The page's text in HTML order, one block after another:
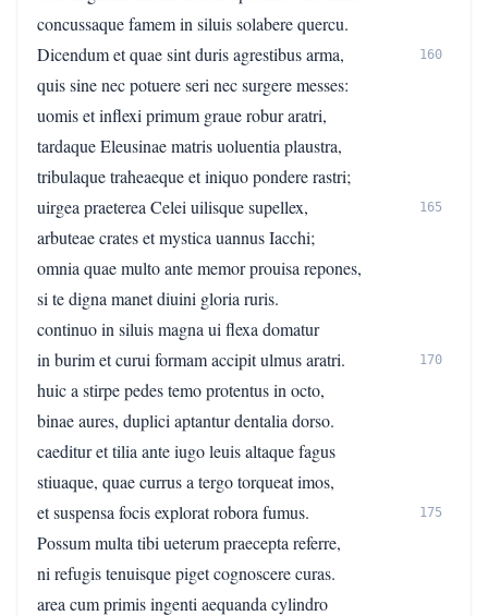
concussaque famem in siluis solabere quercu.
Dicendum et quae sint duris agrestibus arma,
160
quis sine nec potuere seri nec surgere messes:
uomis et inflexi primum graue robur aratri,
tardaque Eleusinae matris uoluentia plaustra,
tribulaque traheaeque et iniquo pondere rastri;
uirgea praeterea Celei uilisque supellex,
165
arbuteae crates et mystica uannus Iacchi;
omnia quae multo ante memor prouisa repones,
si te digna manet diuini gloria ruris.
continuo in siluis magna ui flexa domatur
in burim et curui formam accipit ulmus aratri.
170
huic a stirpe pedes temo protentus in octo,
binae aures, duplici aptantur dentalia dorso.
caeditur et tilia ante iugo leuis altaque fagus
stiuaque, quae currus a tergo torqueat imos,
et suspensa focis explorat robora fumus.
175
Possum multa tibi ueterum praecepta referre,
ni refugis tenuisque piget cognoscere curas.
area cum primis ingenti aequanda cylindro